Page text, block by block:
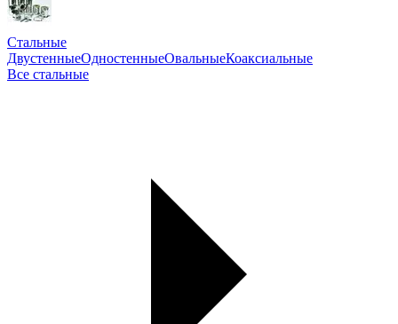
Стальные
ДвустенныеОдностенныеОвальныеКоаксиальные
Все стальные